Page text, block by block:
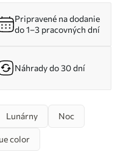
Pripravené na dodanie
do 1–3 pracovných dní
Náhrady do 30 dní
Lunárny Noc
color